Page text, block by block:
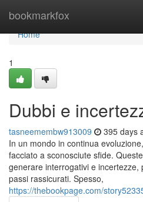
bookmarkfox
Home
Home
1
Dubbi e
tasneemembw913009 395 days
In un mondo in continua
facciato a sconosciute sfide.
generare interrogativi e
passi rassicurati. Spesso,
https://thebookpage.com/